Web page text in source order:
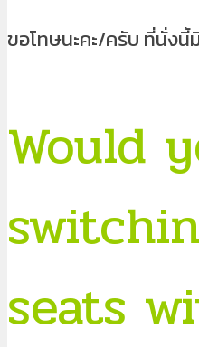
ขอโทษนะคะ/ครับ ที่นั่ง
Would
seats